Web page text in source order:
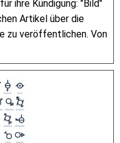
ihre Kündigung: "Bild"
Artikel über die
zu veröffentlichen. Von